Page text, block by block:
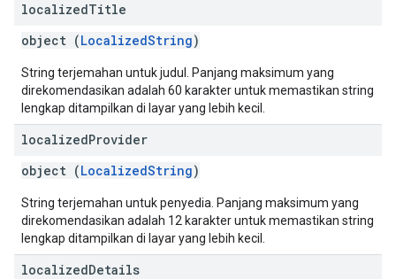
localizedTitle
object (LocalizedString)
String terjemahan untuk judul. Panjang maksimum yang
direkomendasikan adalah 60 karakter untuk memastikan string
lengkap ditampilkan di layar yang lebih kecil.
localizedProvider
object (LocalizedString)
String terjemahan untuk penyedia. Panjang maksimum yang
direkomendasikan adalah 12 karakter untuk memastikan string
lengkap ditampilkan di layar yang lebih kecil.
localizedDetails